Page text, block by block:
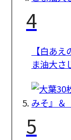
4
【白あ
ま油大さ
5